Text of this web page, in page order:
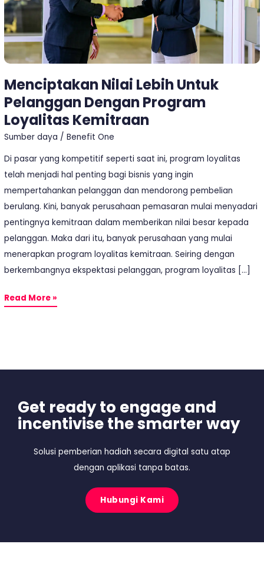
Menciptakan Nilai Lebih Untuk
Pelanggan Dengan Program
Loyalitas Kemitraan
Sumber daya /Benefit One
Di pasar yang kompetitif seperti saat ini, program loyalitas
telah menjadi hal penting bagi bisnis yang ingin
mempertahankan pelanggan dan mendorong pembelian
berulang. Kini, banyak perusahaan pemasaran mulai menyadari
pentingnya kemitraan dalam memberikan nilai besar kepada
pelanggan. Maka dari itu, banyak perusahaan yang mulai
menerapkan program loyalitas kemitraan. Seiring dengan
berkembangnya ekspektasi pelanggan, program loyalitas […]
Loyalitas
Kemitraan
Read More »
Get ready to engage and
incentivise the smarter way
Solusi pemberian hadiah secara digital satu atap
dengan aplikasi tanpa batas.
Hubungi Kami